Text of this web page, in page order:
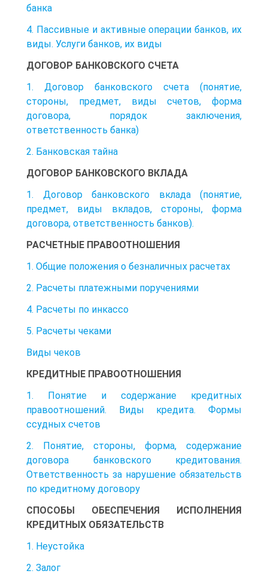
банка
4. Пассивные и активные операции банков, их
виды. Услуги банков, их виды
ДОГОВОР БАНКОВСКОГО СЧЕТА
1. Договор банковского счета (понятие,
стороны, предмет, виды счетов, форма
договора, порядок заключения,
ответственность банка)
2. Банковская тайна
ДОГОВОР БАНКОВСКОГО ВКЛАДА
1. Договор банковского вклада (понятие,
предмет, виды вкладов, стороны, форма
договора, ответственность банков).
РАСЧЕТНЫЕ ПРАВООТНОШЕНИЯ
1. Общие положения о безналичных расчетах
2. Расчеты платежными поручениями
4. Расчеты по инкассо
5. Расчеты чеками
Виды чеков
КРЕДИТНЫЕ ПРАВООТНОШЕНИЯ
1. Понятие и содержание кредитных
правоотношений. Виды кредита. Формы
ссудных счетов
2. Понятие, стороны, форма, содержание
договора банковского кредитования.
Ответственность за нарушение обязательств
по кредитному договору
СПОСОБЫ ОБЕСПЕЧЕНИЯ ИСПОЛНЕНИЯ
КРЕДИТНЫХ ОБЯЗАТЕЛЬСТВ
1. Неустойка
2. Залог